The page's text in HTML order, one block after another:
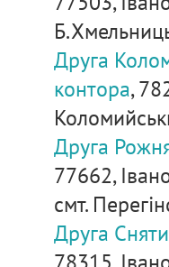
Друга
контора,
Друга
77662,
смт.
Друга